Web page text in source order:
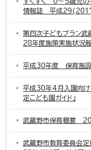
情報誌 平成
第四次子どもプラン
28年度施策実施状況
平成30年度 保育施
平成30年4月入園向け
定こども園ガイド」
武蔵野市保育概要
武蔵野市教育委員会